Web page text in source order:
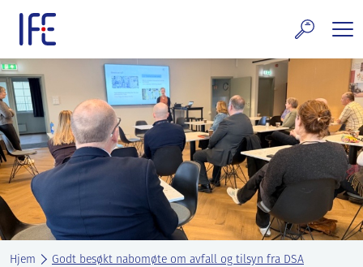
content
og tjenester
teknologi & eiendom
atomanlegg
Hjem Godt besøkt nabomøte om avfall og tilsyn fra DSA